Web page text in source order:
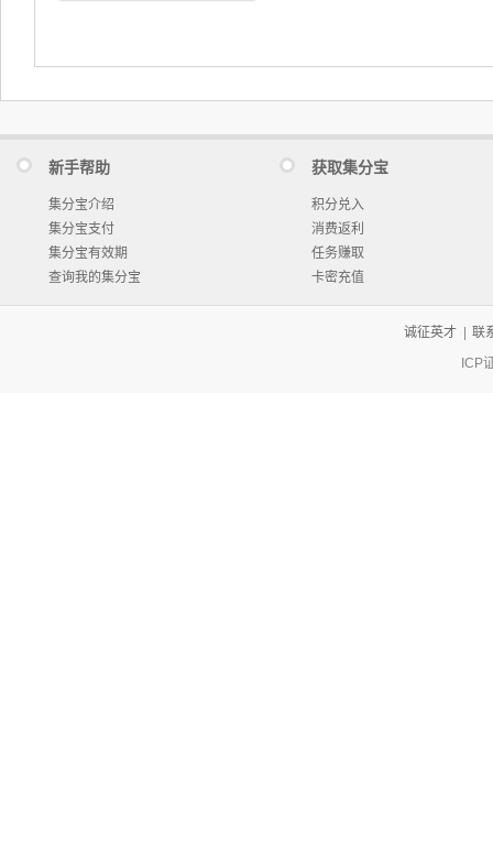
新手帮助
集分宝介绍
集分宝支付
集分宝有效期
查询我的集分宝
获取集分宝
积分兑入
消费返利
任务赚取
卡密充值
诚征英才
联
ICP